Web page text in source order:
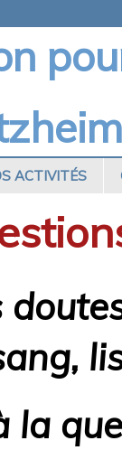
ACTIVITÉS
la